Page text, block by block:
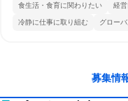
食生活・食育に関わりたい 経
冷静に仕事に取り組む グロー
募集情